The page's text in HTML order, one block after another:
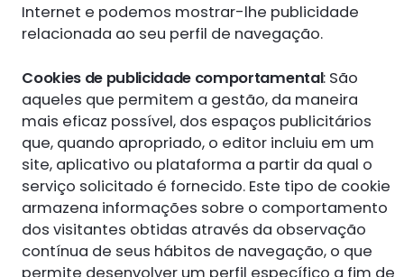
Internet e podemos mostrar-lhe publicidade
relacionada ao seu perfil de navegação.
Cookies de publicidade comportamental: São
aqueles que permitem a gestão, da maneira
mais eficaz possível, dos espaços publicitários
que, quando apropriado, o editor incluiu em um
site, aplicativo ou plataforma a partir da qual o
serviço solicitado é fornecido. Este tipo de cookie
armazena informações sobre o comportamento
dos visitantes obtidas através da observação
contínua de seus hábitos de navegação, o que
permite desenvolver um perfil específico a fim de